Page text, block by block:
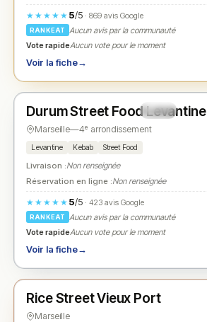
★★★★★ 5/5· 869 avis Google
RANKEAT
Aucun avis par la communauté
Vote rapideAucun vote pour le moment
Voir la fiche→
★ N° 2
Durum Street Food Levantine
Marseille—4ᵉ arrondissement
Levantine Kebab Street Food
Livraison :Non renseignée
Réservation en ligne :Non renseignée
★★★★★ 5/5· 423 avis Google
RANKEAT
Aucun avis par la communauté
Vote rapideAucun vote pour le moment
Voir la fiche→
★ N° 3
Rice Street Vieux Port
Marseille